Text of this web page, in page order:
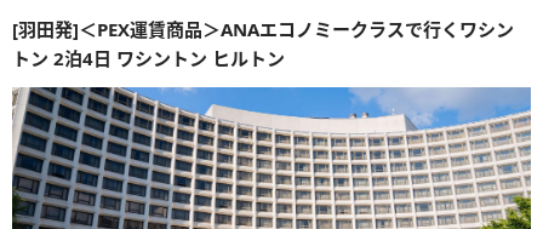
[羽田発]＜PEX運賃商品＞ANAエコノミークラスで行くワシン
トン 2泊4日 ワシントン ヒルトン